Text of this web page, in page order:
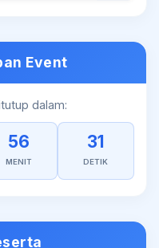
Event
dalam:
56
MENIT
31
DETIK